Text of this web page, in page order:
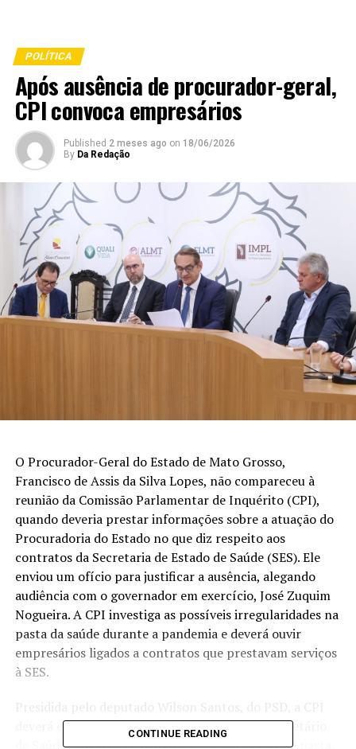
POLÍTICA
Após ausência de procurador-geral,
CPI convoca empresários
Published 2 meses ago on 18/06/2026
By Da Redação
O Procurador-Geral do Estado de Mato Grosso,
Francisco de Assis da Silva Lopes, não compareceu à
reunião da Comissão Parlamentar de Inquérito (CPI),
quando deveria prestar informações sobre a atuação do
Procuradoria do Estado no que diz respeito aos
contratos da Secretaria de Estado de Saúde (SES). Ele
enviou um ofício para justificar a ausência, alegando
audiência com o governador em exercício, José Zuquim
Nogueira. A CPI investiga as possíveis irregularidades na
pasta da saúde durante a pandemia e deverá ouvir
empresários ligados a contratos que prestavam serviços
à SES.
deverá escutar, nas próximas semana, os ex-secretário
de Saúde, Gilberto Figueiredo, e o atual gestor da pasta,
CONTINUE READING